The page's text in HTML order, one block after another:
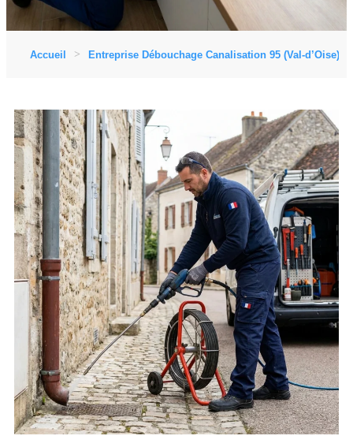
Accueil Entreprise Débouchage Canalisation 95 (Val-d’Oise)